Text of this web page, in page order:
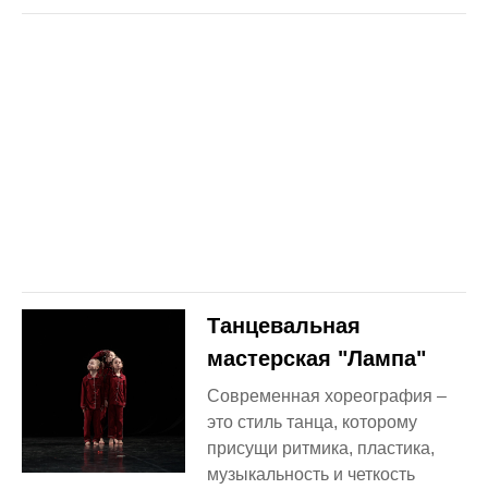
Танцевальная
мастерская "Лампа"
Современная хореография –
это стиль танца, которому
присущи ритмика, пластика,
музыкальность и четкость